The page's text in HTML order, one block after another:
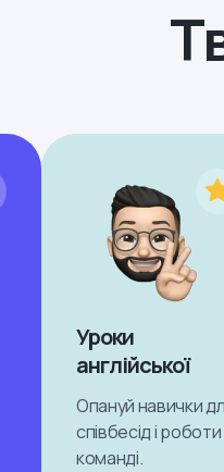
Уроки
англійської
Опануй навички
співбесід і
команді.